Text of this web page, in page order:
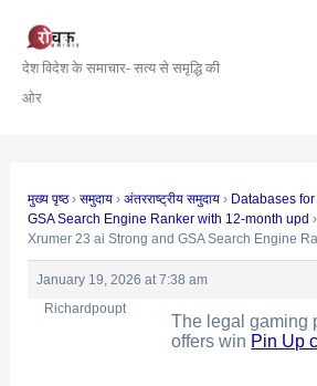
content
देश विदेश के समाचार- सत्य से समृद्धि की
ओर
मुख्य पृष्ठ › समुदाय › अंतरराष्ट्रीय समुदाय › Databases
GSA Search Engine Ranker with 12-month upd ›
Xrumer 23 ai Strong and GSA Search Engine
January 19, 2026 at 7:38 am
Richardpoupt
The legal gaming
offers win Pin Up
navigation